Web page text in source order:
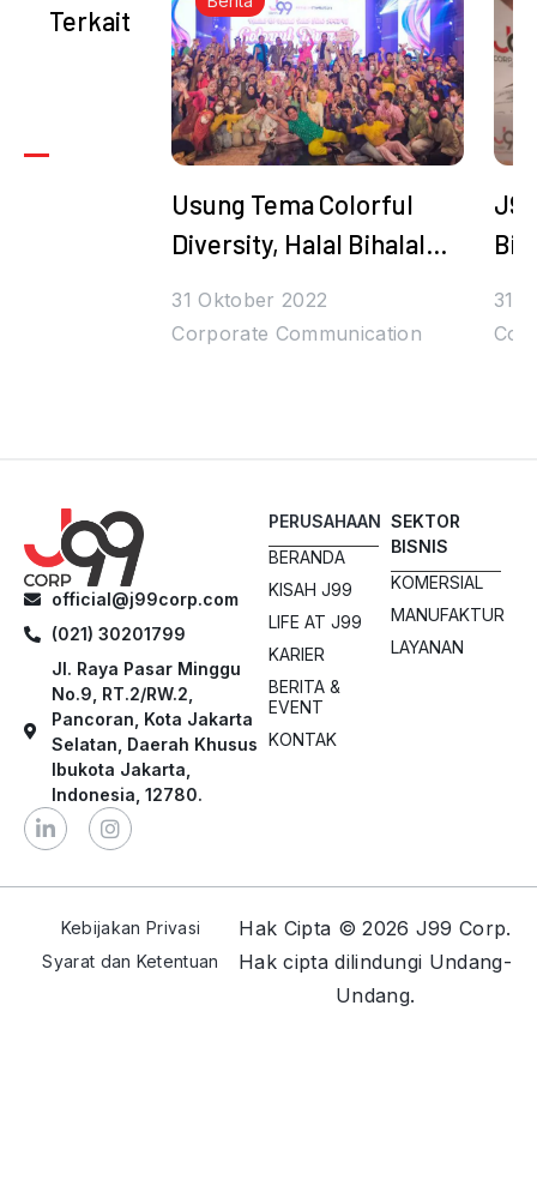
Terkait
Usung Tema Colorful
Diversity, Halal Bihalal
Hadiah dan Bintang
31 Oktober 2022
Corporate Communication
31
official@j99corp.com
(021) 30201799
Jl. Raya Pasar Minggu
No.9, RT.2/RW.2,
Pancoran, Kota Jakarta
Selatan, Daerah Khusus
Ibukota Jakarta,
Indonesia, 12780.
PERUSAHAAN
BERANDA
KISAH J99
LIFE AT J99
KARIER
BERITA &
EVENT
KONTAK
SEKTOR
BISNIS
KOMERSIAL
MANUFAKTUR
LAYANAN
Hak Cipta © 2026 J99 Corp.
Hak cipta dilindungi Undang-
Undang.
Kebijakan Privasi
Syarat dan Ketentuan